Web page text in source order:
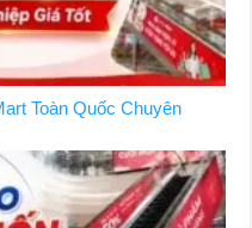
Toàn Quốc Chuyên